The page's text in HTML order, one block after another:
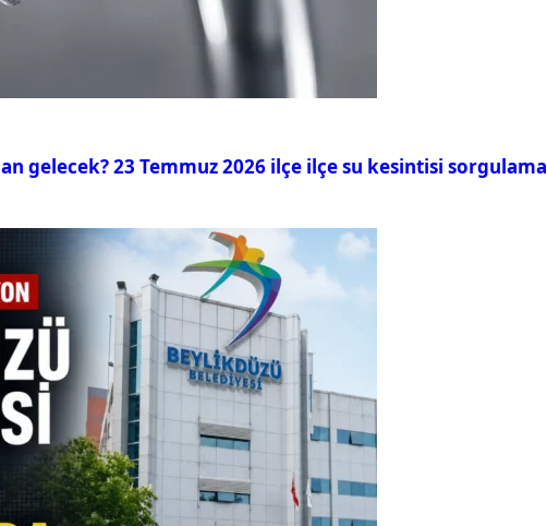
gelecek? 23 Temmuz 2026 ilçe ilçe su kesintisi sorgulama